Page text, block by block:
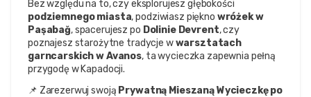
podziemnego miasta, podziwiasz piękno wróżek w
Paşabağ, spacerujesz po Dolinie Devrent, czy
poznajesz starożytne tradycje w warsztatach
garncarskich w Avanos, ta wycieczka zapewnia pełną
przygodę w Kapadocji.
📌 Zarezerwuj swoją Prywatną Mieszaną Wycieczkę po